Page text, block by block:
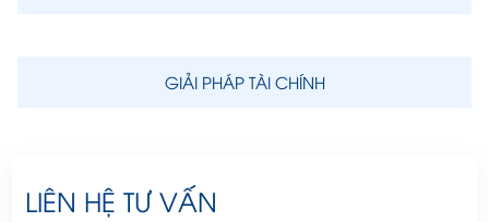
GIẢI PHÁP TÀI CHÍNH
LIÊN HỆ TƯ VẤN